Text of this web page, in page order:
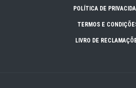
POLÍTICA DE
TERMOS E
LIVRO DE